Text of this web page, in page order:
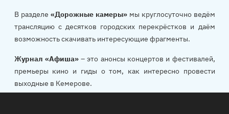
В разделе «Дорожные камеры»мы круглосуточно ведём
трансляцию с десятков городских перекрёстков и даём
возможность скачивать интересующие фрагменты.
Журнал «Афиша»– это анонсы концертов и фестивалей,
премьеры кино и гиды о том, как интересно провести
выходные в Кемерове.